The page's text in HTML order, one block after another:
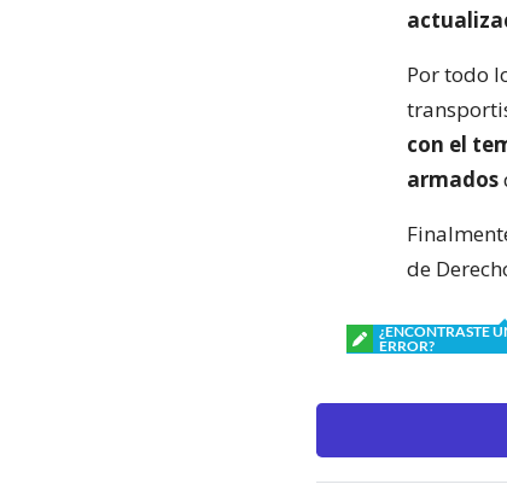
Por todo
con el
armados
de
¿ENCONTRASTE
ERROR?